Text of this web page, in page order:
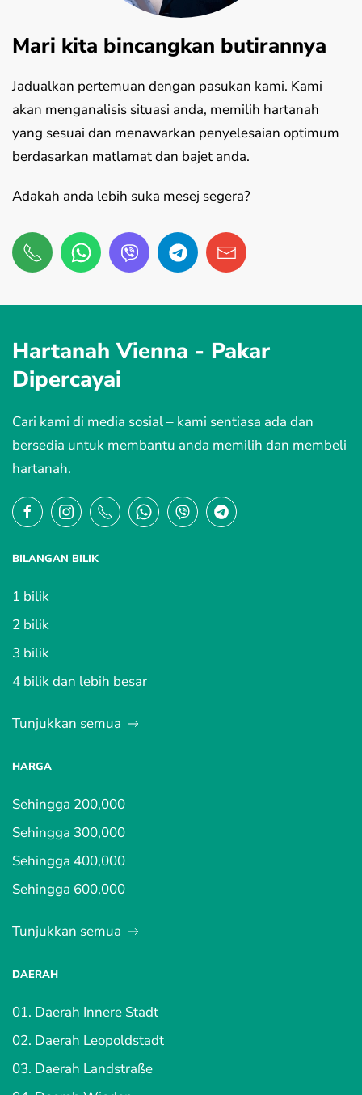
Mari kita bincangkan butirannya
Jadualkan pertemuan dengan pasukan kami. Kami
akan menganalisis situasi anda, memilih hartanah
yang sesuai dan menawarkan penyelesaian optimum
berdasarkan matlamat dan bajet anda.
Adakah anda lebih suka mesej segera?
Hartanah Vienna - Pakar
Dipercayai
Cari kami di media sosial – kami sentiasa ada dan
bersedia untuk membantu anda memilih dan membeli
hartanah.
BILANGAN BILIK
1 bilik
2 bilik
3 bilik
4 bilik dan lebih besar
Tunjukkan semua
HARGA
Sehingga 200,000
Sehingga 300,000
Sehingga 400,000
Sehingga 600,000
Tunjukkan semua
DAERAH
01. Daerah Innere Stadt
02. Daerah Leopoldstadt
03. Daerah Landstraße